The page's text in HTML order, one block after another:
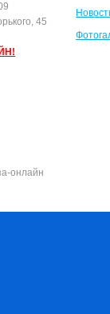
45
онлайн